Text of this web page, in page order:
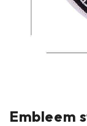
Embleem